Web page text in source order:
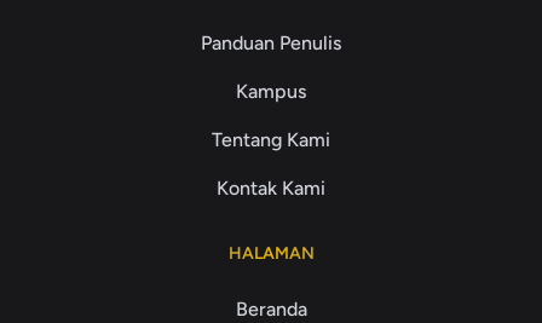
Panduan Penulis
Kampus
Tentang Kami
Kontak Kami
HALAMAN
Beranda